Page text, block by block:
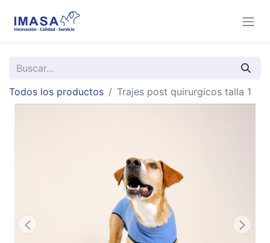
Todos los productos Trajes post quirurgicos talla 1